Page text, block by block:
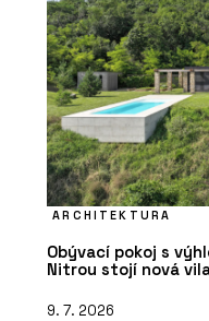
ARCHITEKTURA
Obývací pokoj s
Nitrou stojí nová
9. 7. 2026